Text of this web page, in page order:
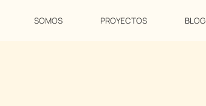
SOMOS PROYECTOS BLOG